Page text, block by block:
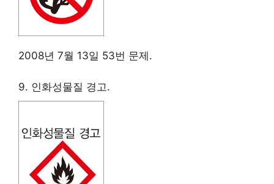
2008년 7월 13일 53번 문제.
9. 인화성물질 경고.